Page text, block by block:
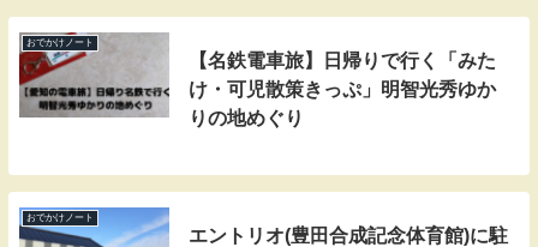
おでかけノート
【名鉄電車旅】日帰りで行く「みた
け・可児散策きっぷ」明智光秀ゆか
りの地めぐり
おでかけノート
エントリオ(豊田合成記念体育館)に駐